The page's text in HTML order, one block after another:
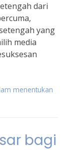
dari
yang
media
menentukan
bagi